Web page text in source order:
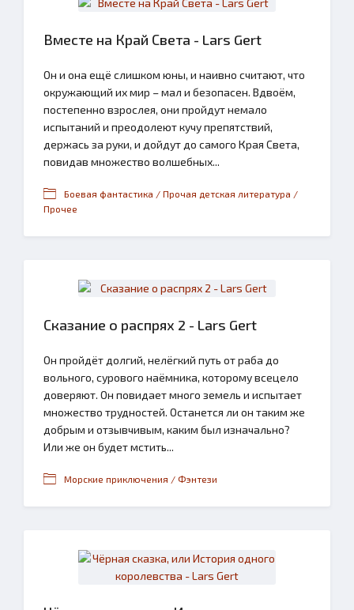
Вместе на Край Света - Lars Gert
Он и она ещё слишком юны, и наивно считают, что
окружающий их мир – мал и безопасен. Вдвоём,
постепенно взрослея, они пройдут немало
испытаний и преодолеют кучу препятствий,
держась за руки, и дойдут до самого Края Света,
повидав множество волшебных...
Боевая фантастика / Прочая детская литература /
Прочее
Сказание о распрях 2 - Lars Gert
Он пройдёт долгий, нелёгкий путь от раба до
вольного, сурового наёмника, которому всецело
доверяют. Он повидает много земель и испытает
множество трудностей. Останется ли он таким же
добрым и отзывчивым, каким был изначально?
Или же он будет мстить...
Морские приключения / Фэнтези